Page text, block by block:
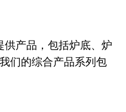
产品，包括炉底、炉
们的综合产品系列包